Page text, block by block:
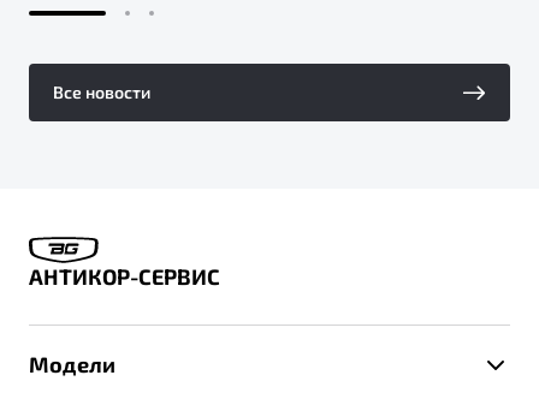
Все новости
АНТИКОР-СЕРВИС
Модели